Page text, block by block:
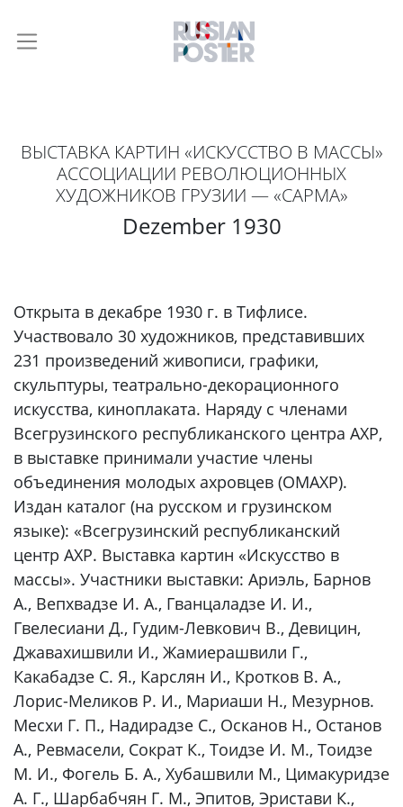
ВЫСТАВКА КАРТИН «ИСКУССТВО В МАССЫ»
АССОЦИАЦИИ РЕВОЛЮЦИОННЫХ
ХУДОЖНИКОВ ГРУЗИИ — «САРМА»
Dezember 1930
Открыта в декабре 1930 г. в Тифлисе.
Участвовало 30 художников, представивших
231 произведений живописи, графики,
скульптуры, театрально-декорационного
искусства, киноплаката. Наряду с членами
Всегрузинского республиканского центра АХР,
в выставке принимали участие члены
объединения молодых ахровцев (ОМАХР).
Издан каталог (на русском и грузинском
языке): «Всегрузинский республиканский
центр АХР. Выставка картин «Искусство в
массы». Участники выставки: Ариэль, Барнов
А., Вепхвадзе И. А., Гванцаладзе И. И.,
Гвелесиани Д., Гудим-Левкович В., Девицин,
Джавахишвили И., Жамиерашвили Г.,
Какабадзе С. Я., Карслян И., Кротков В. А.,
Лорис-Меликов Р. И., Мариаши Н., Мезурнов.
Месхи Г. П., Надирадзе С., Осканов Н., Останов
А., Ревмасели, Сократ К., Тоидзе И. М., Тоидзе
М. И., Фогель Б. А., Хубашвили М., Цимакуридзе
А. Г., Шарбабчян Г. М., Эпитов, Эристави К.,